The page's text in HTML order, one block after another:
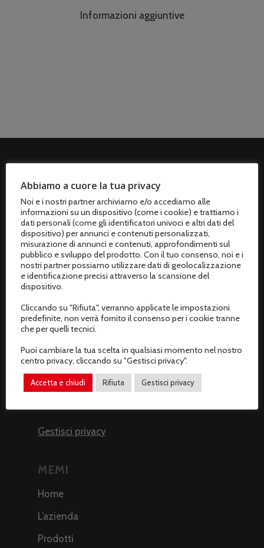
Informazioni aggiuntive
Spedizioni
Metodi di pagamento
Termini e condizioni di vendita
Resi e rimborsi
Recesso dal contratto
AREA CLIENTI
Il mio profilo
I miei ordini
I miei dati
Gestisci privacy
MEMI
Home
L’azienda
Prodotti
Abbiamo a cuore la tua privacy
Noi e i nostri partner archiviamo e/o accediamo alle
informazioni su un dispositivo (come i cookie) e trattiamo i
dati personali (come gli identificatori univoci e altri dati del
dispositivo) per annunci e contenuti personalizzati,
misurazione di annunci e contenuti, approfondimenti sul
pubblico e sviluppo del prodotto. Con il tuo consenso, noi e i
nostri partner possiamo utilizzare dati di geolocalizzazione
e identificazione precisi attraverso la scansione del
dispositivo.
Cliccando su "Rifiuta", verranno applicate le impostazioni
predefinite, non verrà fornito il consenso per i cookie tranne
che per quelli tecnici.
Puoi cambiare la tua scelta in qualsiasi momento nel nostro
centro privacy, cliccando su "Gestisci privacy".
Accetta e chiudi Rifiuta Gestisci privacy